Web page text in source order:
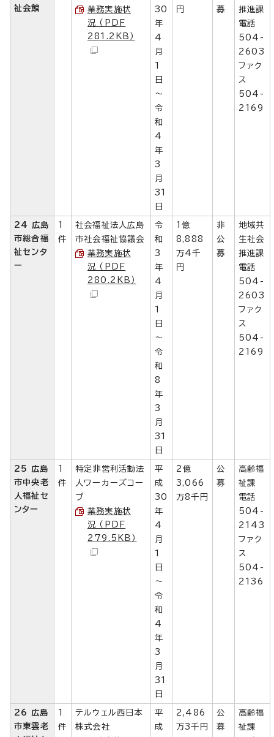
祉会館
業務実施状
況 （PDF
281.2KB）
30
年
4
月
1
日
～
令
和
4
年
3
月
31
日
円
募
推進課
電話
504-
2603
ファク
ス
504-
2169
24 広島
市総合福
祉センタ
ー
1
件
社会福祉法人広島
市社会福祉協議会
業務実施状
況 （PDF
280.2KB）
令
和
3
年
4
月
1
日
～
令
和
8
年
3
月
31
日
1億
8,888
万4千
円
非
公
募
地域共
生社会
推進課
電話
504-
2603
ファク
ス
504-
2169
25 広島
市中央老
人福祉セ
ンター
1
件
特定非営利活動法
人ワーカーズコー
プ
業務実施状
況 （PDF
279.5KB）
平
成
30
年
4
月
1
日
～
令
和
4
年
3
月
31
日
2億
3,066
万8千円
公
募
高齢福
祉課
電話
504-
2143
ファク
ス
504-
2136
26 広島
市東雲老
1
件
テルウェル西日本
株式会社
平
成
2,486
万3千円
公
募
高齢福
祉課